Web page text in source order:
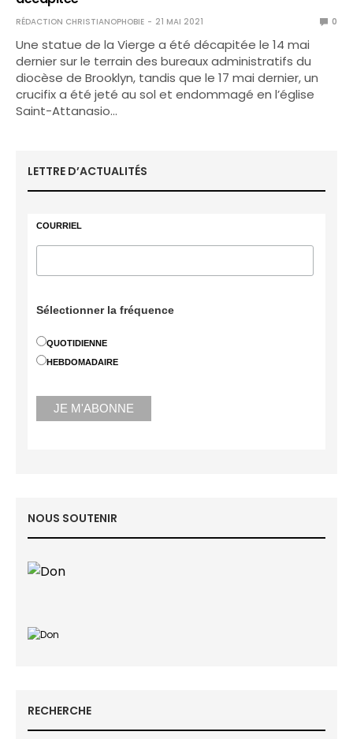
RÉDACTION CHRISTIANOPHOBIE 21 MAI 2021 0
Une statue de la Vierge a été décapitée le 14 mai
dernier sur le terrain des bureaux administratifs du
diocèse de Brooklyn, tandis que le 17 mai dernier, un
crucifix a été jeté au sol et endommagé en l’église
Saint-Attanasio…
LETTRE D’ACTUALITÉS
COURRIEL
Sélectionner la fréquence
QUOTIDIENNE
HEBDOMADAIRE
NOUS SOUTENIR
RECHERCHE